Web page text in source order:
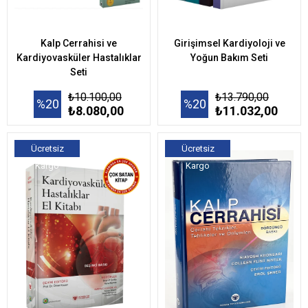
Kalp Cerrahisi ve
Kardiyovasküler Hastalıklar
Seti
%20 ₺10.100,00
₺8.080,00
Girişimsel Kardiyoloji ve
Yoğun Bakım Seti
%20 ₺13.790,00
₺11.032,00
Ücretsiz
Kargo
Ücretsiz
Kargo